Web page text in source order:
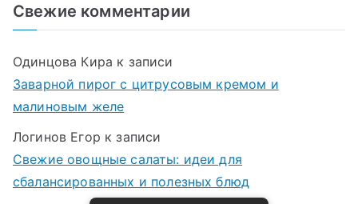
Свежие комментарии
Одинцова Кира к записи
Заварной пирог с цитрусовым кремом и
малиновым желе
Логинов Егор к записи
Свежие овощные салаты: идеи для
сбалансированных и полезных блюд